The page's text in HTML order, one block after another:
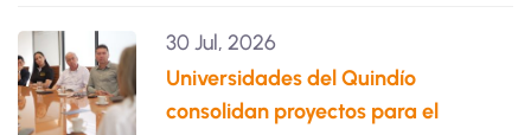
30 Jul, 2026
Universidades del Quindío
consolidan proyectos para el